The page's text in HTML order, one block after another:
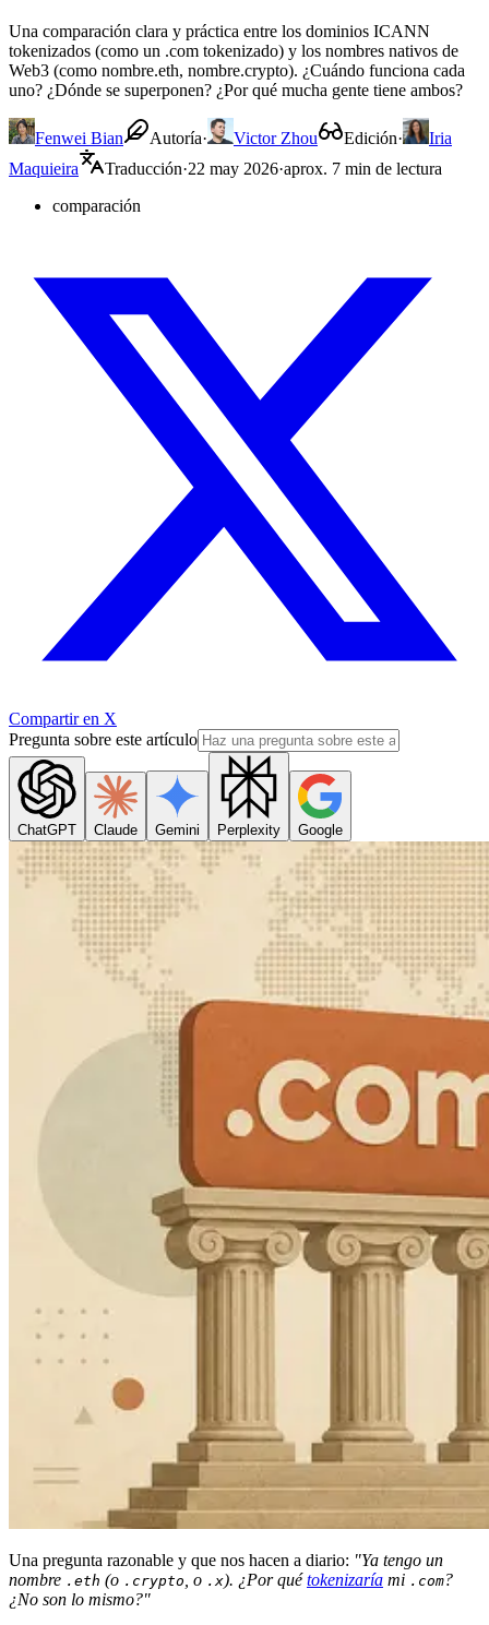
Una comparación clara y práctica entre los dominios ICANN
tokenizados (como un .com tokenizado) y los nombres nativos de
Web3 (como nombre.eth, nombre.crypto). ¿Cuándo funciona cada
uno? ¿Dónde se superponen? ¿Por qué mucha gente tiene ambos?
Fenwei Bian Autoría· Victor Zhou Edición·
Iria
Maquieira
Traducción·22 may 2026·aprox. 7 min de lectura
comparación
Compartir en X
Pregunta sobre este artículo
ChatGPT Claude Gemini Perplexity Google
Una pregunta razonable y que nos hacen a diario: "Ya tengo un
nombre .eth (o .crypto , o .x). ¿Por quétokenizaría mi .com?
¿No son lo mismo?"